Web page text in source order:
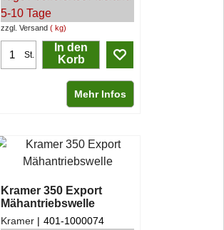
zzgl. Versand kg
5-10 Tage
St.
In den
Korb
Mehr Infos
Kramer 350 Export
Mähantriebswelle
Kramer 401-1000074